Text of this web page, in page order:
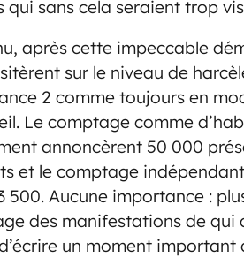
qui sans cela seraient trop
après cette impeccable
sur le niveau de
2 comme toujours en
Le comptage comme
annoncèrent 50 000
et le comptage
500. Aucune importance :
des manifestations de qui
un moment